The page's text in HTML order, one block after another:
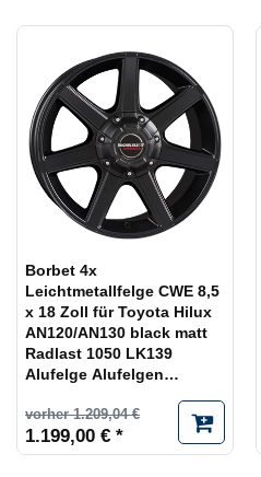
Borbet 4x
Leichtmetallfelge CWE 8,5
x 18 Zoll für Toyota Hilux
AN120/AN130 black matt
Radlast 1050 LK139
Alufelge Alufelgen
vorher 1.209,04 €
1.199,00 € *